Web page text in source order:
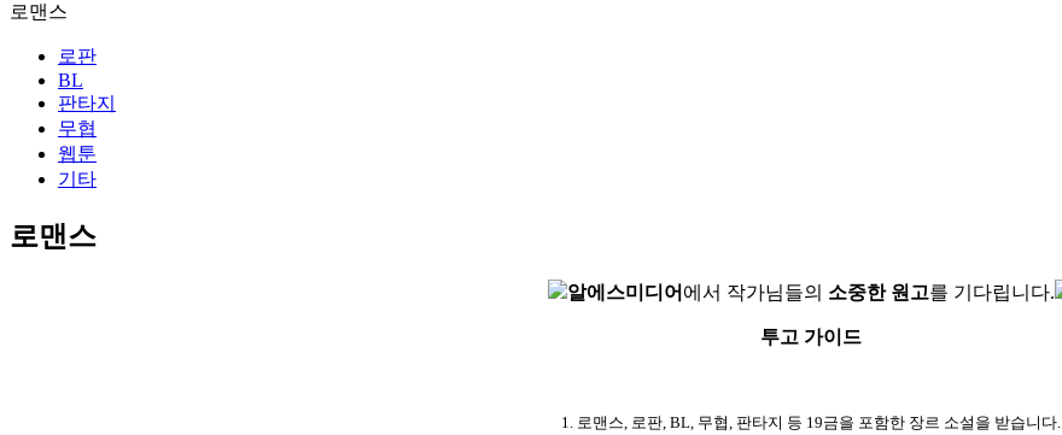
로맨스
로판
BL
판타지
무협
웹툰
기타
로맨스
알에스미디어 에서 작가님들의 소중한 원고를 기다립니다.
투고 가이드
1. 로맨스, 로판, BL, 무협, 판타지 등 19금을 포함한 장르 소설을 받습니다.